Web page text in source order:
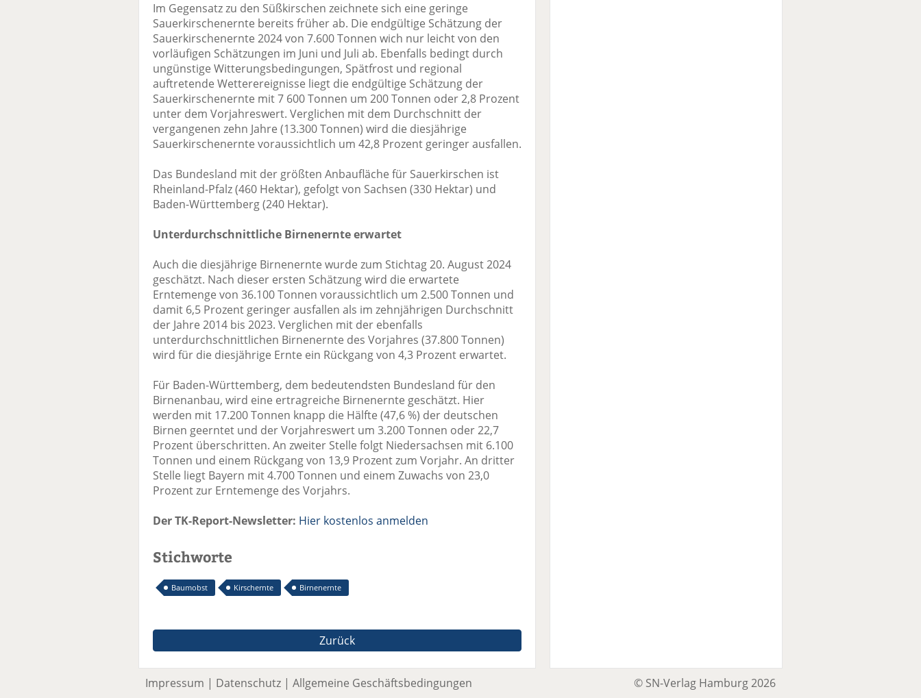
Im Gegensatz zu den Süßkirschen zeichnete sich eine geringe
Sauerkirschenernte bereits früher ab. Die endgültige Schätzung der
Sauerkirschenernte 2024 von 7.600 Tonnen wich nur leicht von den
vorläufigen Schätzungen im Juni und Juli ab. Ebenfalls bedingt durch
ungünstige Witterungsbedingungen, Spätfrost und regional
auftretende Wetterereignisse liegt die endgültige Schätzung der
Sauerkirschenernte mit 7 600 Tonnen um 200 Tonnen oder 2,8 Prozent
unter dem Vorjahreswert. Verglichen mit dem Durchschnitt der
vergangenen zehn Jahre (13.300 Tonnen) wird die diesjährige
Sauerkirschenernte voraussichtlich um 42,8 Prozent geringer ausfallen.
Das Bundesland mit der größten Anbaufläche für Sauerkirschen ist
Rheinland-Pfalz (460 Hektar), gefolgt von Sachsen (330 Hektar) und
Baden-Württemberg (240 Hektar).
Unterdurchschnittliche Birnenernte erwartet
Auch die diesjährige Birnenernte wurde zum Stichtag 20. August 2024
geschätzt. Nach dieser ersten Schätzung wird die erwartete
Erntemenge von 36.100 Tonnen voraussichtlich um 2.500 Tonnen und
damit 6,5 Prozent geringer ausfallen als im zehnjährigen Durchschnitt
der Jahre 2014 bis 2023. Verglichen mit der ebenfalls
unterdurchschnittlichen Birnenernte des Vorjahres (37.800 Tonnen)
wird für die diesjährige Ernte ein Rückgang von 4,3 Prozent erwartet.
Für Baden-Württemberg, dem bedeutendsten Bundesland für den
Birnenanbau, wird eine ertragreiche Birnenernte geschätzt. Hier
werden mit 17.200 Tonnen knapp die Hälfte (47,6 %) der deutschen
Birnen geerntet und der Vorjahreswert um 3.200 Tonnen oder 22,7
Prozent überschritten. An zweiter Stelle folgt Niedersachsen mit 6.100
Tonnen und einem Rückgang von 13,9 Prozent zum Vorjahr. An dritter
Stelle liegt Bayern mit 4.700 Tonnen und einem Zuwachs von 23,0
Prozent zur Erntemenge des Vorjahrs.
Der TK-Report-Newsletter: Hier kostenlos anmelden
Stichworte
Baumobst Kirschernte Birnenernte
Zurück
Impressum | Datenschutz | Allgemeine Geschäftsbedingungen © SN-Verlag Hamburg 2026